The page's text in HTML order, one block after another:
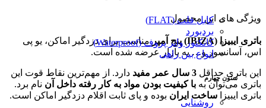
کابل فلت (FLAT)
بردبورد
کانکتور واتر پروف (Waterproof)
انواع بین راهی
ستون چهارم
روشنایی
ویژگی های این محصول
باتری ایبیزا (IBIZA) پنج آمپرمناسب برای دزدگیر اماکن، یو پی
اس، آسانسور و… به بازار عرضه شده است.
این باتری حداقل 3 سال عمر مفید
دارد. از مهم‌ترین نقاط قوت این
باتری می‌توان به با کیفیت بودن مواد به کار رفته داخل آن نام برد.
باتری ایبیزا ساخت ایران بوده و پای ثابت اقلام دزدگیر اماکن است.